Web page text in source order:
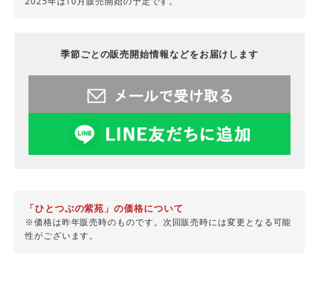
季節ごとの販売開始情報などをお届けします
「ひとつぶの紫苑」の価格について
※価格は昨年販売時のものです。次回販売時には変更となる可能
性がございます。